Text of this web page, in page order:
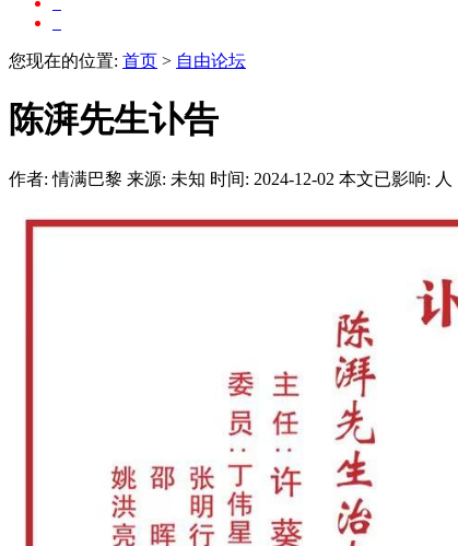
您现在的位置: 首页 > 自由论坛
陈湃先生讣告
作者: 情满巴黎 来源: 未知 时间: 2024-12-02 本文已影响: 人